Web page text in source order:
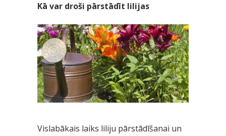
Kā var droši pārstādīt lilijas
Vislabākais laiks liliju pārstādīšanai un